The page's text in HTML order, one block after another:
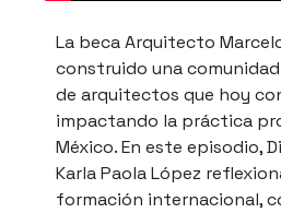
La beca Arquitecto
construido una
de arquitectos que hoy
impactando la práctica
México. En este episodio,
Karla Paola López
formación internacional,